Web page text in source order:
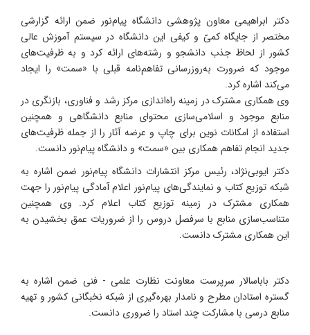
دکتر ابراهیمی معاون پژوهشی دانشگاه پیام‌نور ضمن ارائه گزارشی
مختصر از جایگاه کمیّ و کیفی این دانشگاه در سیستم آموزش عالی
کشور از لحاظ جذب دانشجو و رشته‌های ارائه کرد و به ظرفیت‌های
موجود که ضرورت به‌روزرسانی تفاهم‌نامه قبلی با «سمت» را ایجاد
می‌کند اشاره کرد.
وی همکاری مشترک در زمینه راه‌اندازی مرکز رشد و فناوری، بازنگری در
منابع موجود و اسلامی‌سازی محتوای منابع دانشگاهی و همچنین
استفاده از امکانات نوین برای چاپ و عرضه آثار را از جمله ظرفیت‌های
جدید انجام تفاهم همکاری بین «سمت» و دانشگاه پیام‌نور دانست.
دکتر ایوبی‌نژاد، رئیس مرکز انتشارات دانشگاه پیام‌نور ضمن اشاره به
شبکه توزیع کتاب و نمایندگی‌های پیام‌نور اعلام آمادگی پیام‌نور را جهت
همکاری مشترک در زمینه توزیع کتاب اعلام کرد. وی همچنین
متناسب‌سازی منابع با سرفصل دروس را از ضروریات عمق بخشیدن به
این همکاری مشترک دانست.
دکتر باباسالار سرپرست معاونت نظارت علمی - فنی ضمن اشاره به
گستره استادان مطرح و نامدار بهره‌گیری از شبکه نخبگانی کشور و تهیه
منابع درسی با مشارکت چند استاد را ضروری دانست.